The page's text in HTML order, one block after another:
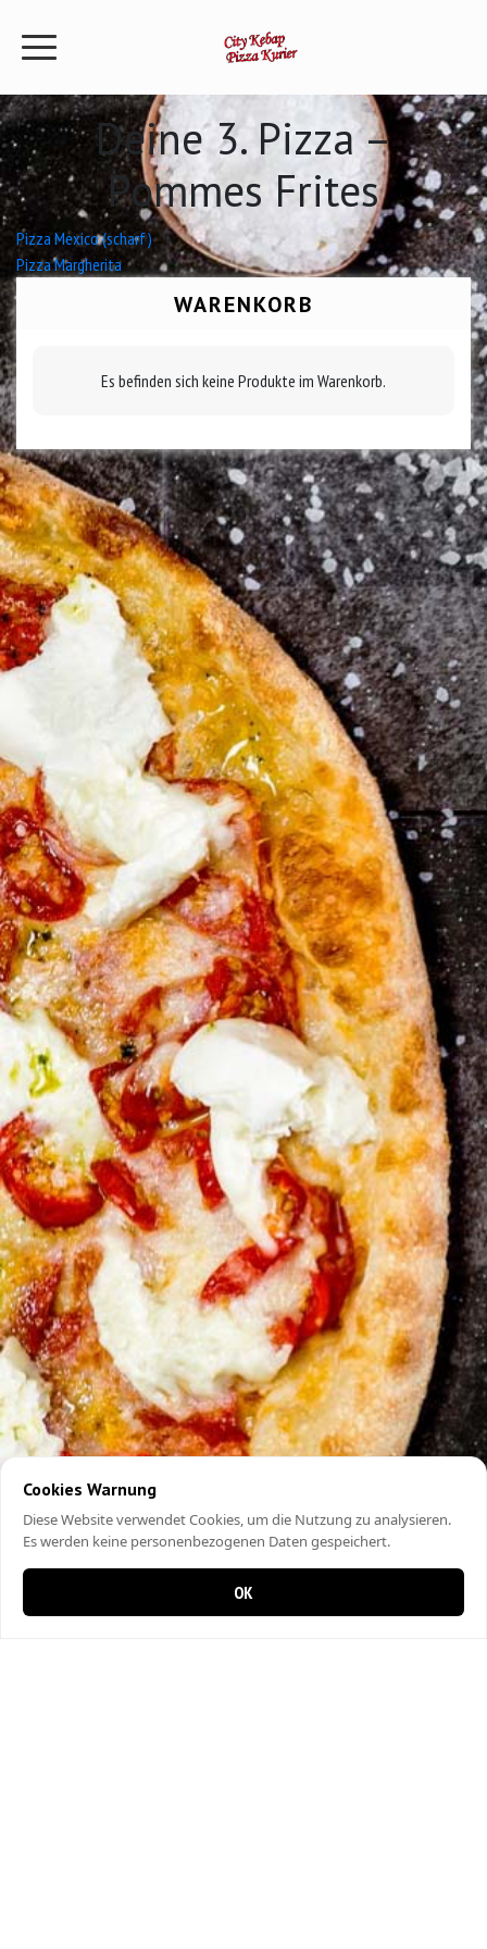
Deine 3. Pizza –
Pommes Frites
Beitrags-
Navigation
Pizza Mexico (scharf)
Pizza Margherita
WARENKORB
Es befinden sich keine Produkte im Warenkorb.
Cookies Warnung
Diese Website verwendet Cookies, um die Nutzung zu analysieren.
Es werden keine personenbezogenen Daten gespeichert.
OK